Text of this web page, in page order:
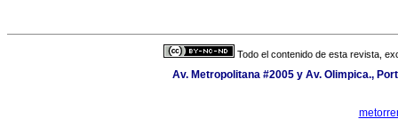
Todo el contenido de esta revista,
Av. Metropolitana #2005 y Av. Olimpica.,